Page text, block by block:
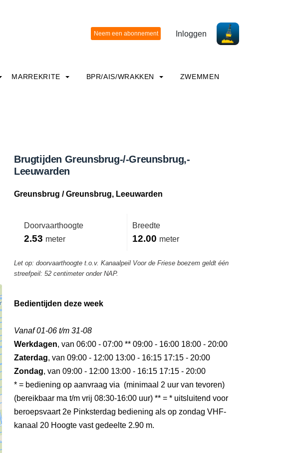
Inloggen
MARREKRITE BPR/AIS/WRAKKEN ZWEMMEN
Brugtijden Greunsbrug-/-Greunsbrug,-
Leeuwarden
Greunsbrug / Greunsbrug, Leeuwarden
Doorvaarthoogte
2.53 meter
Breedte
12.00 meter
Let op: doorvaarthoogte t.o.v. Kanaalpeil Voor de Friese boezem geldt één
streefpeil: 52 centimeter onder NAP.
Bedientijden deze week
Vanaf 01-06 t/m 31-08
Werkdagen, van 06:00 - 07:00 ** 09:00 - 16:00 18:00 - 20:00
Zaterdag, van 09:00 - 12:00 13:00 - 16:15 17:15 - 20:00
Zondag, van 09:00 - 12:00 13:00 - 16:15 17:15 - 20:00
* = bediening op aanvraag via (minimaal 2 uur van tevoren)
(bereikbaar ma t/m vrij 08:30-16:00 uur) ** = * uitsluitend voor
beroepsvaart 2e Pinksterdag bediening als op zondag VHF-
kanaal 20 Hoogte vast gedeelte 2.90 m.